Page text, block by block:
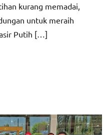
kurang memadai,
untuk meraih
Putih […]